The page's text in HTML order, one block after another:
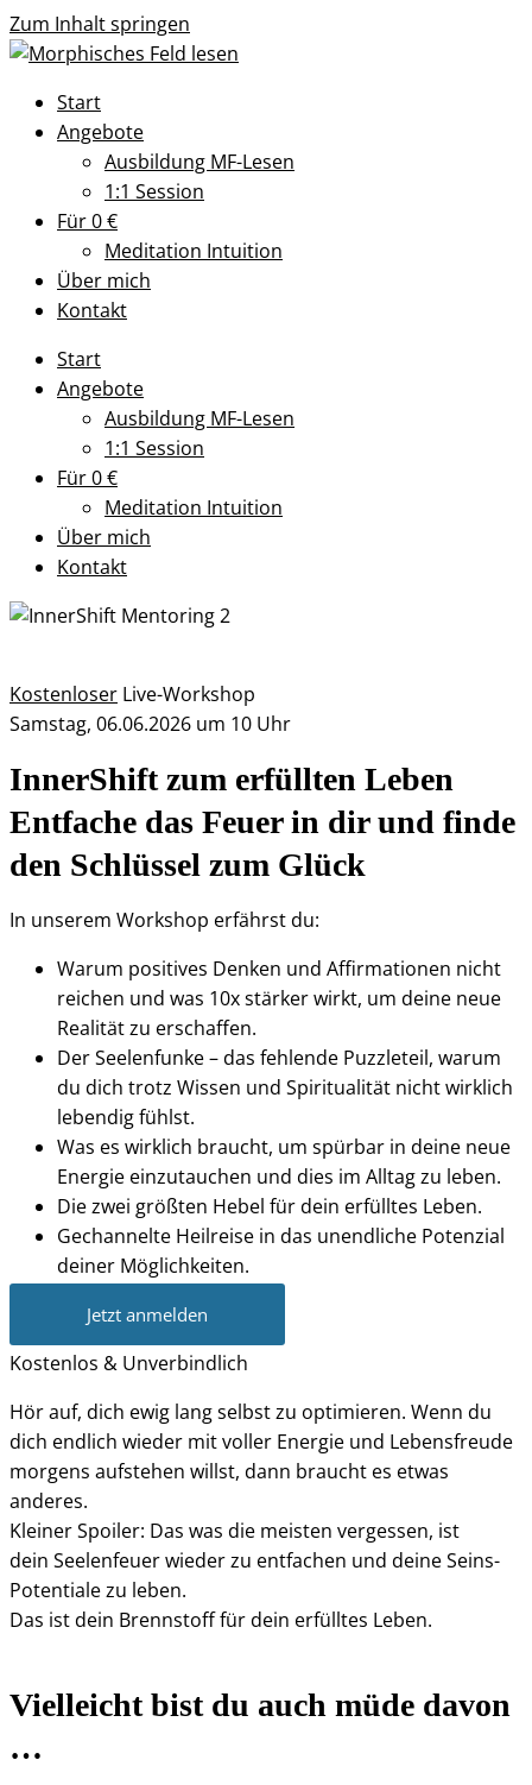
Zum Inhalt springen
Start
Angebote
Ausbildung MF-Lesen
1:1 Session
Für 0 €
Meditation Intuition
Über mich
Kontakt
Start
Angebote
Ausbildung MF-Lesen
1:1 Session
Für 0 €
Meditation Intuition
Über mich
Kontakt
Kostenloser Live-Workshop
Samstag, 06.06.2026 um 10 Uhr
InnerShift zum erfüllten Leben
Entfache das Feuer in dir und finde
den Schlüssel zum Glück
In unserem Workshop erfährst du:
Warum positives Denken und Affirmationen nicht
reichen und was 10x stärker wirkt, um deine neue
Realität zu erschaffen.
Der Seelenfunke – das fehlende Puzzleteil, warum
du dich trotz Wissen und Spiritualität nicht wirklich
lebendig fühlst.
Was es wirklich braucht, um spürbar in deine neue
Energie einzutauchen und dies im Alltag zu leben.
Die zwei größten Hebel für dein erfülltes Leben.
Gechannelte Heilreise in das unendliche Potenzial
deiner Möglichkeiten.
Jetzt anmelden
Kostenlos & Unverbindlich
Hör auf, dich ewig lang selbst zu optimieren. Wenn du
dich endlich wieder mit voller Energie und Lebensfreude
morgens aufstehen willst, dann braucht es etwas
anderes.
Kleiner Spoiler: Das was die meisten vergessen, ist
dein Seelenfeuer wieder zu entfachen und deine Seins-
Potentiale zu leben.
Das ist dein Brennstoff für dein erfülltes Leben.
Vielleicht bist du auch müde davon
…